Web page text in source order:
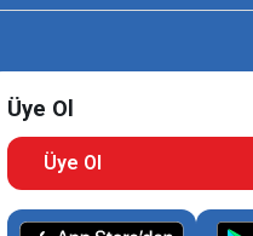
Uzman Diyanet - Sen
Üye Ol
Üye Ol